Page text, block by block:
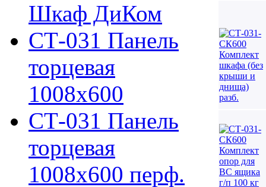
Шкаф ДиКом
СТ-031 Панель
торцевая
1008х600
СТ-031 Панель
торцевая
1008х600 перф.